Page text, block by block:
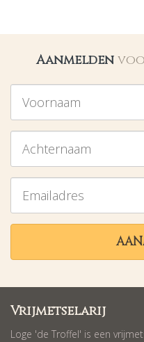
Aanmelden
Vrijmetselarij
Loge 'de Troffel' is een